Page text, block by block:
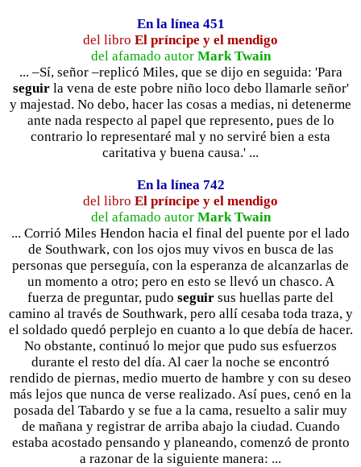
En la línea 451
del libro El príncipe y el mendigo
del afamado autor Mark Twain
... –Sí, señor –replicó Miles, que se dijo en seguida: 'Para
seguirla vena de este pobre niño loco debo llamarle señor'
y majestad. No debo, hacer las cosas a medias, ni detenerme
ante nada respecto al papel que represento, pues de lo
contrario lo representaré mal y no serviré bien a esta
caritativa y buena causa.' ...
En la línea 742
del libro El príncipe y el mendigo
del afamado autor Mark Twain
... Corrió Miles Hendon hacia el final del puente por el lado
de Southwark, con los ojos muy vivos en busca de las
personas que perseguía, con la esperanza de alcanzarlas de
un momento a otro; pero en esto se llevó un chasco. A
fuerza de preguntar, pudo seguir sus huellas parte del
camino al través de Southwark, pero allí cesaba toda traza, y
el soldado quedó perplejo en cuanto a lo que debía de hacer.
No obstante, continuó lo mejor que pudo sus esfuerzos
durante el resto del día. Al caer la noche se encontró
rendido de piernas, medio muerto de hambre y con su deseo
más lejos que nunca de verse realizado. Así pues, cenó en la
posada del Tabardo y se fue a la cama, resuelto a salir muy
de mañana y registrar de arriba abajo la ciudad. Cuando
estaba acostado pensando y planeando, comenzó de pronto
a razonar de la siguiente manera: ...